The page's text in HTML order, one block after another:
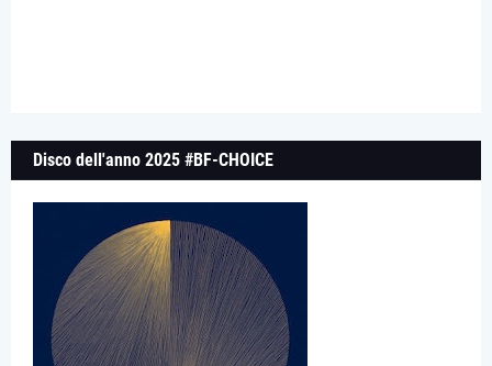
Disco dell'anno 2025 #BF-CHOICE